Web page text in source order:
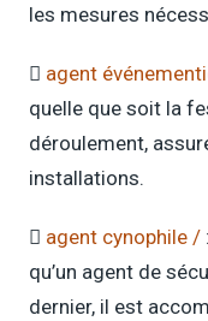
les mesures
 agent
quelle que soit la
déroulement,
installations.
 agent cynophile /
qu’un agent de
dernier, il est